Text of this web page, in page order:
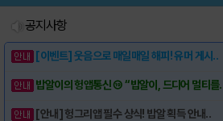
공지사항
[이벤트] 웃음으로 매일매일 해피! 유머 게시..
밥알이의 헝앱통신 ⑲ “밥알이, 드디어 멀티를
[안내] 헝그리앱 필수 상식! 밥알 획득 안내..